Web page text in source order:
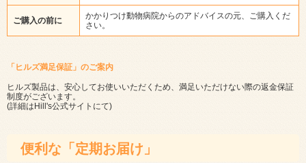
ご購入の前に
かかりつけ動物病院からのアドバイスの元、ご購入くだ
さい。
「ヒルズ満足保証」のご案内
ヒルズ製品は、安心してお使いいただくため、満足いただけない際の返金保証
制度がございます。
(詳細はHill's公式サイト にて)
便利な「定期お届け」